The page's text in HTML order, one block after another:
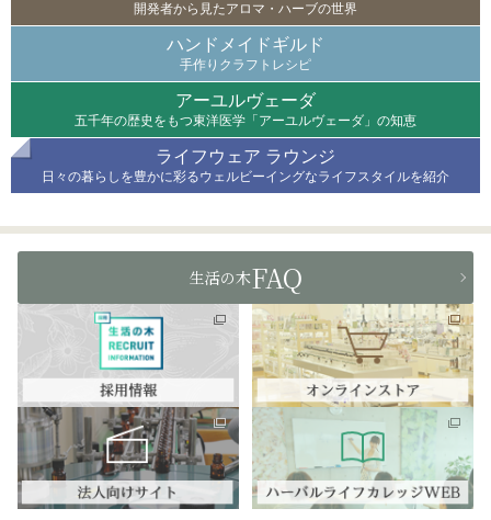
開発者から見たアロマ・ハーブの世界
ハンドメイドギルド
手作りクラフトレシピ
アーユルヴェーダ
五千年の歴史をもつ東洋医学「アーユルヴェーダ」の知恵
ライフウェア ラウンジ
日々の暮らしを豊かに彩るウェルビーイングなライフスタイルを紹介
生活の木FAQ